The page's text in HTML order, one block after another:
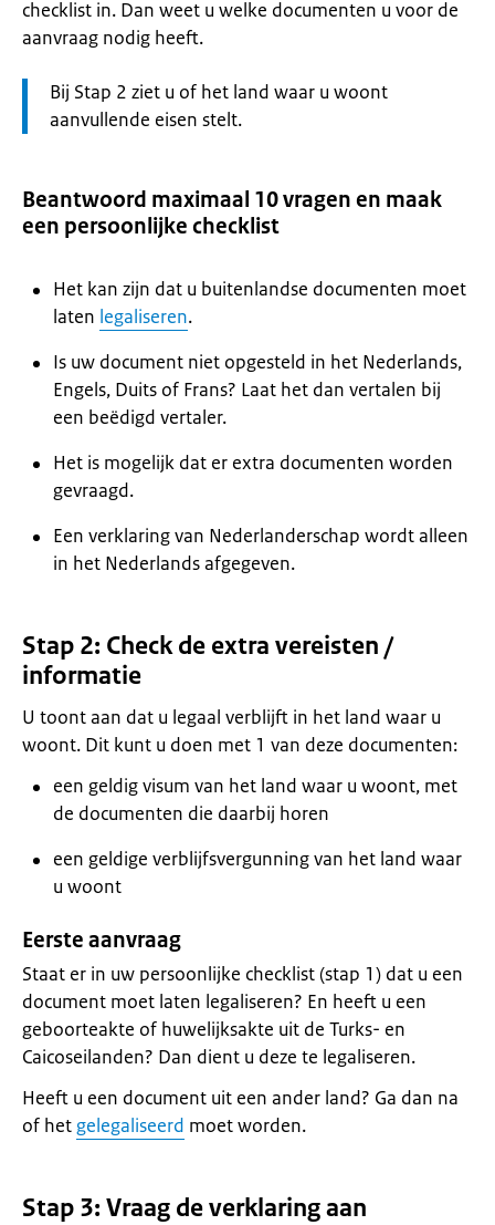
checklist in. Dan weet u welke documenten u voor de
aanvraag nodig heeft.
Let
op:
Bij Stap 2 ziet u of het land waar u woont
aanvullende eisen stelt.
Beantwoord maximaal 10 vragen en maak
een persoonlijke checklist
Het kan zijn dat u buitenlandse documenten moet
laten legaliseren.
Is uw document niet opgesteld in het Nederlands,
Engels, Duits of Frans? Laat het dan vertalen bij
een beëdigd vertaler.
Het is mogelijk dat er extra documenten worden
gevraagd.
Een verklaring van Nederlanderschap wordt alleen
in het Nederlands afgegeven.
Stap 2: Check de extra vereisten /
informatie
U toont aan dat u legaal verblijft in het land waar u
woont. Dit kunt u doen met 1 van deze documenten:
een geldig visum van het land waar u woont, met
de documenten die daarbij horen
een geldige verblijfsvergunning van het land waar
u woont
Eerste aanvraag
Staat er in uw persoonlijke checklist (stap 1) dat u een
document moet laten legaliseren? En heeft u een
geboorteakte of huwelijksakte uit de Turks- en
Caicoseilanden? Dan dient u deze te legaliseren.
Heeft u een document uit een ander land? Ga dan na
of het gelegaliseerd moet worden.
Stap 3: Vraag de verklaring aan